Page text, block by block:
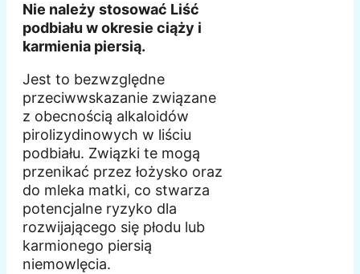
Nie należy stosować Liść
podbiału w okresie ciąży i
karmienia piersią.
Jest to bezwzględne
przeciwwskazanie związane
z obecnością alkaloidów
pirolizydinowych w liściu
podbiału. Związki te mogą
przenikać przez łożysko oraz
do mleka matki, co stwarza
potencjalne ryzyko dla
rozwijającego się płodu lub
karmionego piersią
niemowlęcia.